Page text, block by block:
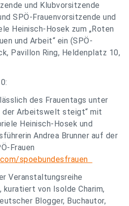
und Klubvorsitzende
SPÖ-Frauenvorsitzende und
Heinisch-Hosek zum „Roten
und Arbeit“ ein (SPÖ-
Pavillon Ring, Heldenplatz 10,
des Frauentags unter
der Arbeitswelt steigt“ mit
Heinisch-Hosek und
Andrea Brunner auf der
Frauen
spoebundesfrauen
Veranstaltungsreihe
kuratiert von Isolde Charim,
Blogger, Buchautor,